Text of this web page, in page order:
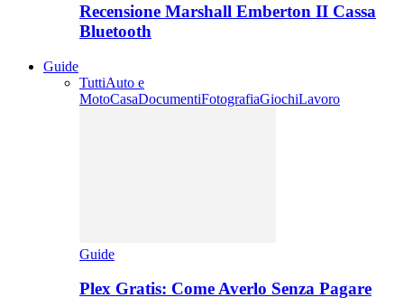
Recensione Marshall Emberton II Cassa
Bluetooth
Guide
TuttiAuto e
MotoCasaDocumentiFotografiaGiochiLavoro
Guide
Plex Gratis: Come Averlo Senza Pagare